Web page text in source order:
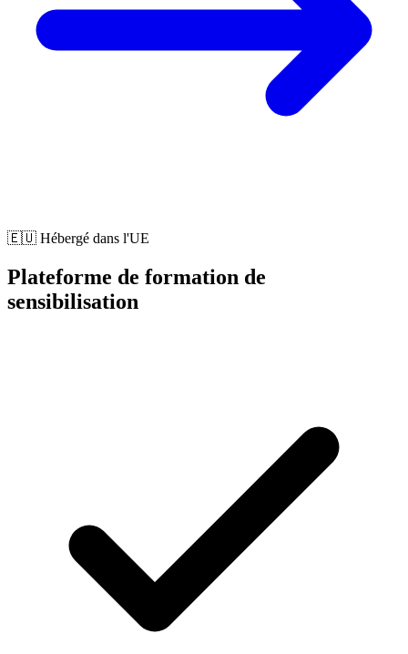
🇪🇺 Hébergé dans l'UE
Plateforme de formation de
sensibilisation